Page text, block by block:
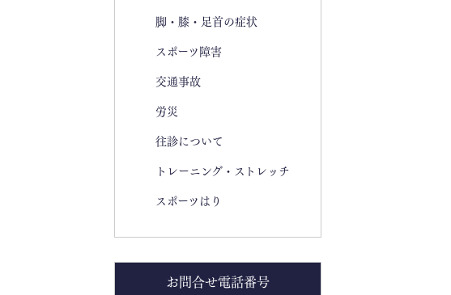
脚・膝・足首の症状
スポーツ障害
交通事故
労災
往診について
トレーニング・ストレッチ
スポーツはり
お問合せ電話番号